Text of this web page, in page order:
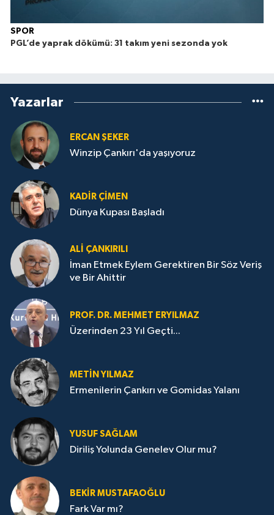
SPOR
PGL’de yaprak dökümü: 31 takım yeni sezonda yok
Yazarlar
ERCAN ŞEKER
Winzip Çankırı'da yaşıyoruz
KADIR ÇIMEN
Dünya Kupası Başladı
ALI ÇANKIRILI
İman Etmek Eylem Gerektiren Bir Söz Veriş
ve Bir Ahittir
PROF. DR. MEHMET ERYILMAZ
Üzerinden 23 Yıl Geçti...
METIN YILMAZ
Ermenilerin Çankırı ve Gomidas Yalanı
YUSUF SAĞLAM
Diriliş Yolunda Genelev Olur mu?
BEKIR MUSTAFAOĞLU
Fark Var mı?